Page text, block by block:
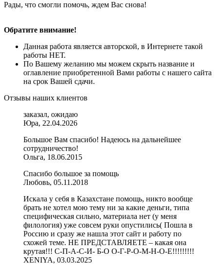
Рады, что смогли помочь, ждем Вас снова!
Обратите внимание!
Данная работа является авторской, в Интернете такой
работы НЕТ.
По Вашему желанию мы можем скрыть название и
оглавление приобретенной Вами работы с нашего сайта
на срок Вашей сдачи.
Отзывы наших клиентов
заказал, ожидаю
Юра, 22.04.2026
Большое Вам спасибо! Надеюсь на дальнейшее
сотрудничество!
Ольга, 18.06.2015
Спасибо большое за помощь
Любовь, 05.11.2018
Искала у себя в Казахстане помощь, никто вообще
брать не хотел мою тему ни за какие деньги, типа
специфическая сильно, материала нет (у меня
филология) уже совсем руки опустились( Пошла в
Россию и сразу же нашла этот сайт и работу по
схожей теме. НЕ ПРЕДСТАВЛЯЕТЕ – какая она
крутая!!! С-П-А-С-И- Б-О О-Г-Р-О-М-Н-О-Е!!!!!!!!!
XENIYA, 03.03.2025